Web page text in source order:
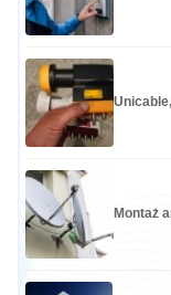
Montaż